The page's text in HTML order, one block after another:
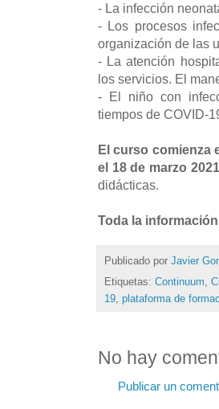
- La infección
- Los procesos
organización de las
- La atención
los servicios. El
- El niño con
tiempos de COVID-
El curso comienza
el 18 de marzo
didácticas.
Toda la
Publicado por Javier
Etiquetas: Continuum,
19, plataforma de
No hay
Publicar un